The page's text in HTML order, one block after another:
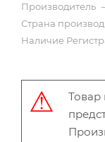
Производитель
Страна
Наличие
Товар